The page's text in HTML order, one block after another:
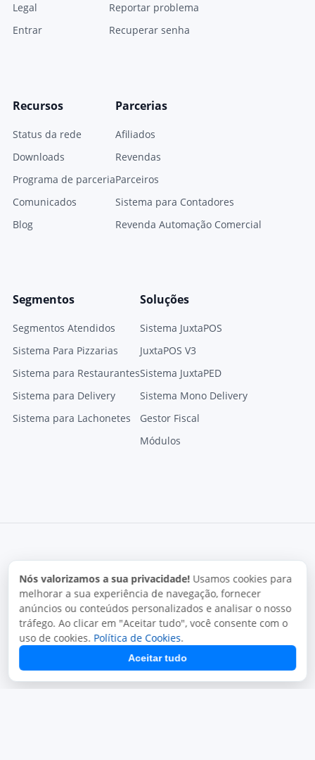
Legal
Entrar
Reportar problema
Recuperar senha
Recursos
Status da rede
Downloads
Programa de parceria
Comunicados
Blog
Parcerias
Afiliados
Revendas
Parceiros
Sistema para Contadores
Revenda Automação Comercial
Segmentos
Segmentos Atendidos
Sistema Para Pizzarias
Sistema para Restaurantes
Sistema para Delivery
Sistema para Lachonetes
Soluções
Sistema JuxtaPOS
JuxtaPOS V3
Sistema JuxtaPED
Sistema Mono Delivery
Gestor Fiscal
Módulos
Nós valorizamos a sua privacidade! Usamos cookies para
melhorar a sua experiência de navegação, fornecer
anúncios ou conteúdos personalizados e analisar o nosso
tráfego. Ao clicar em "Aceitar tudo", você consente com o
uso de cookies. Política de Cookies.
Aceitar tudo
Termos de uso Política de privacidade
Uso aceitável
Direitos autorais
Copyright © 2026, Juxta Sistemas. Todos os direitos